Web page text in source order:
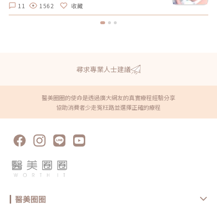
11
1562 收藏
尋求專業人士建議
醫美圈圈的使命是透過廣大網友的真實療程經驗分享
協助消費者少走冤枉路並選擇正確的療程
醫美圈圈